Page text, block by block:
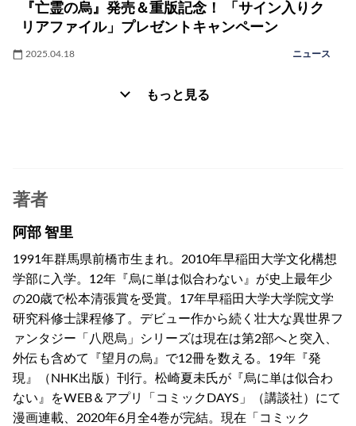
『亡霊の烏』発売＆重版記念！ 「サイン入りク
リアファイル」プレゼントキャンペーン
2025.04.18 ニュース
もっと見る
著者
阿部 智里
1991年群馬県前橋市生まれ。2010年早稲田大学文化構想
学部に入学。12年『烏に単は似合わない』が史上最年少
の20歳で松本清張賞を受賞。17年早稲田大学大学院文学
研究科修士課程修了。デビュー作から続く壮大な異世界フ
ァンタジー「八咫烏」シリーズは現在は第2部へと突入、
外伝も含めて『望月の烏』で12冊を数える。19年『発
現』（NHK出版）刊行。松崎夏未氏が『烏に単は似合わ
ない』をWEB＆アプリ「コミックDAYS」（講談社）にて
漫画連載、2020年6月全4巻が完結。現在「コミック